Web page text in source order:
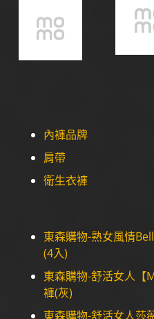
內褲品牌
肩帶
衛生衣褲
東森購物-熟女風情
(4入)
東森購物-舒活女人【
褲(灰)
東森購物-舒活女人莎